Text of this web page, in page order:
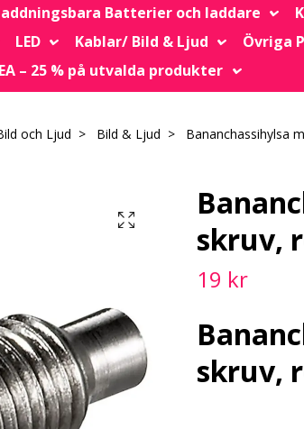
Batterier och laddare
LED Kablar/ Bild & Ljud Övriga
– 25 % på utvalda produkter
och Ljud Bild & Ljud Bananchassihylsa
skruv,
19 kr
skruv,